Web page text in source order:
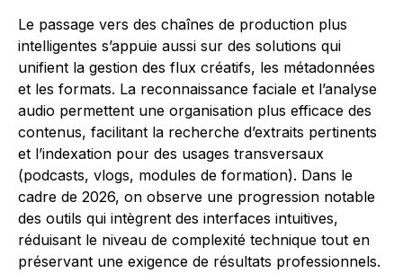
Le passage vers des chaînes de production plus
intelligentes s’appuie aussi sur des solutions qui
unifient la gestion des flux créatifs, les métadonnées
et les formats. La reconnaissance faciale et l’analyse
audio permettent une organisation plus efficace des
contenus, facilitant la recherche d’extraits pertinents
et l’indexation pour des usages transversaux
(podcasts, vlogs, modules de formation). Dans le
cadre de 2026, on observe une progression notable
des outils qui intègrent des interfaces intuitives,
réduisant le niveau de complexité technique tout en
préservant une exigence de résultats professionnels.